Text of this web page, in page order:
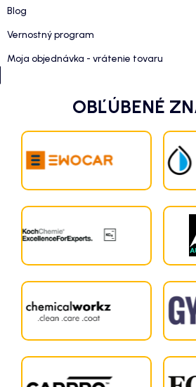
Blog
Vernostný program
Moja objednávka - vrátenie tovaru
OBĽÚBENÉ